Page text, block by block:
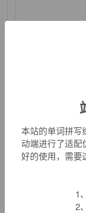
adv. 惊人地；出人
本站的单词拼写
动端进行了适配
好的使用，需要
1、
2、